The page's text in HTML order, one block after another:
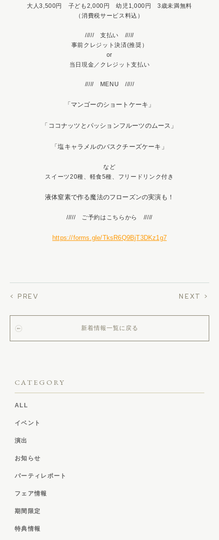
大人3,500円 子ども2,000円 幼児1,000円 3歳未満無料
（消費税サービス料込）
///// 支払い /////
事前クレジット決済(推奨）
or
当日現金／クレジット支払い
///// MENU /////
「マンゴーのショートケーキ」
「ココナッツとパッションフルーツのムース」
「塩キャラメルのバスクチーズケーキ」
など
スイーツ20種、軽食5種、フリードリンク付き
液体窒素で作る魔法のフローズンの実演も！
///// ご予約はこちらから /////
https://forms.gle/TksR6Q9BjT3DKz1g7
< PREV NEXT >
新着情報一覧に戻る
CATEGORY
ALL
イベント
演出
お知らせ
パーティレポート
フェア情報
期間限定
特典情報